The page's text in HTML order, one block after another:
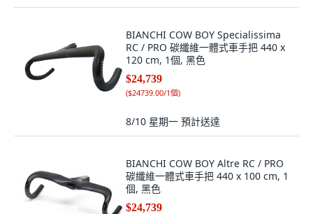
BIANCHI COW BOY Specialissima
RC / PRO 碳纖維一體式車手把 440 x
120 cm, 1個, 黑色
$24,739
($24739.00/1個)
8/10 星期一 預計送達
BIANCHI COW BOY Altre RC / PRO
碳纖維一體式車手把 440 x 100 cm, 1
個, 黑色
$24,739